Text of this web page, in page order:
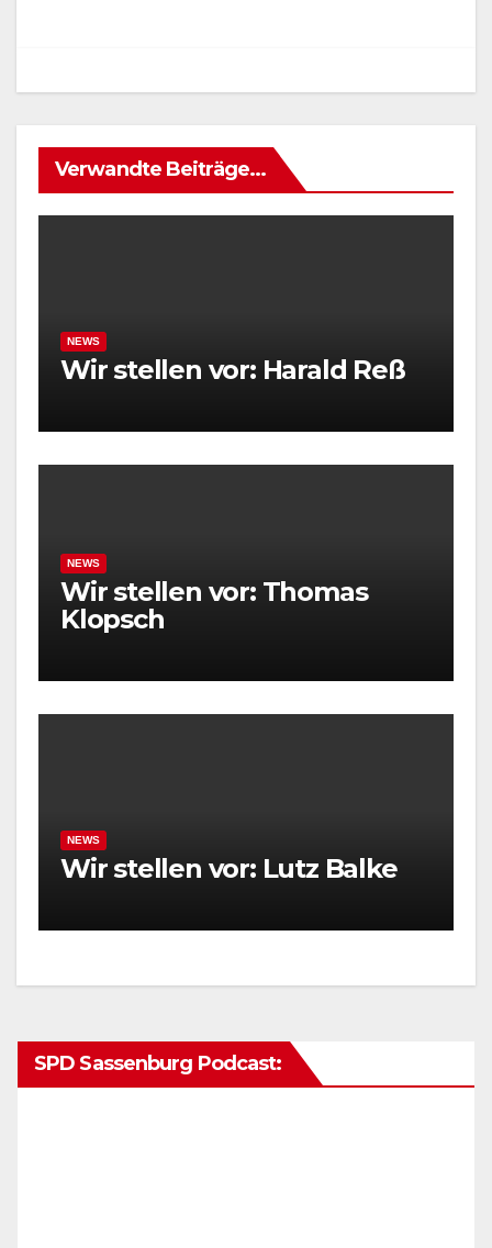
Verwandte Beiträge...
NEWS
Wir stellen vor: Harald Reß
NEWS
Wir stellen vor: Thomas
Klopsch
NEWS
Wir stellen vor: Lutz Balke
SPD Sassenburg Podcast: